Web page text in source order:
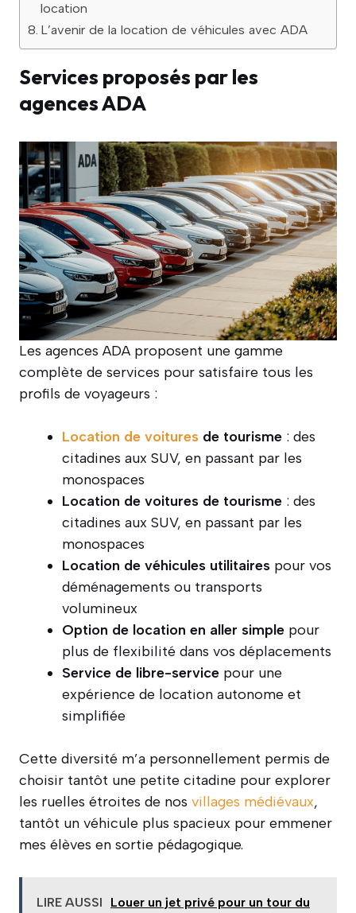
location
L’avenir de la location de véhicules avec ADA
Services proposés par les
agences ADA
Les agences ADA proposent une gamme
complète de services pour satisfaire tous les
profils de voyageurs :
Location de voitures de tourisme : des
citadines aux SUV, en passant par les
monospaces
Location de voitures de tourisme : des
citadines aux SUV, en passant par les
monospaces
Location de véhicules utilitaires pour vos
déménagements ou transports
volumineux
Option de location en aller simple pour
plus de flexibilité dans vos déplacements
Service de libre-service pour une
expérience de location autonome et
simplifiée
Cette diversité m’a personnellement permis de
choisir tantôt une petite citadine pour explorer
les ruelles étroites de nos villages médiévaux,
tantôt un véhicule plus spacieux pour emmener
mes élèves en sortie pédagogique.
LIRE AUSSI Louer un jet privé pour un tour du